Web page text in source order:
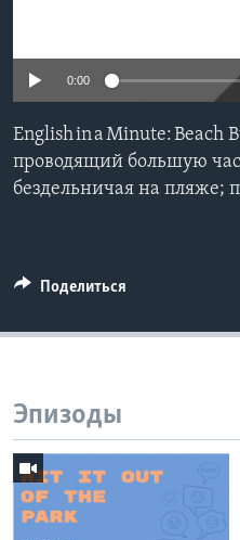
Языки
0:00
English in a Minute: Beach
проводящий большую
бездельничая на пляже;
Поделиться
Эпизоды